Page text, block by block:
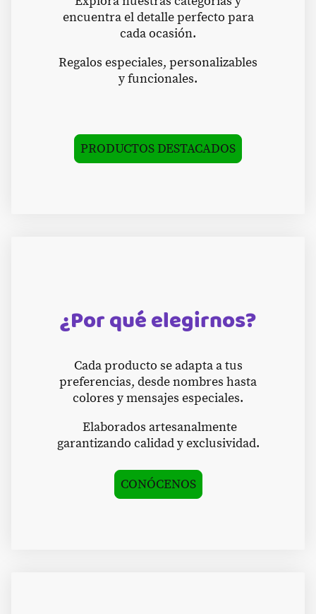
encuentra el detalle perfecto para
cada ocasión.
Regalos especiales, personalizables
y funcionales.
PRODUCTOS DESTACADOS
¿Por qué elegirnos?
Cada producto se adapta a tus
preferencias, desde nombres hasta
colores y mensajes especiales.
Elaborados artesanalmente
garantizando calidad y exclusividad.
CONÓCENOS